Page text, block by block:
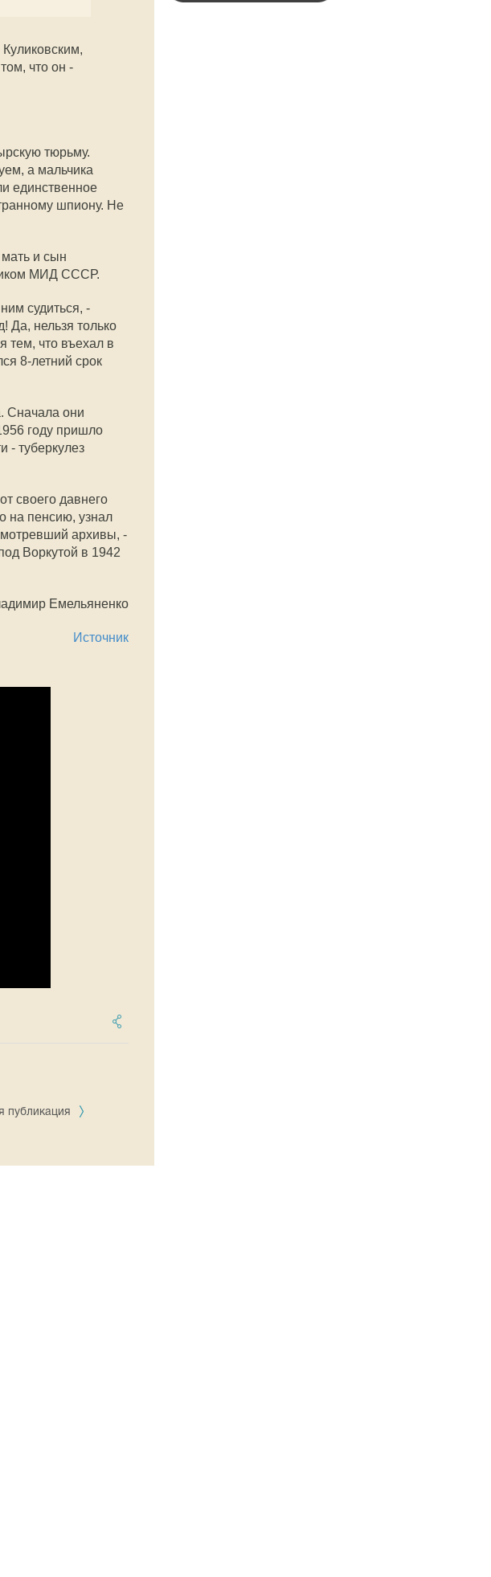
что он -
тюрьму.
а мальчика
единственное
шпиону. Не
и сын
МИД СССР.
судиться, -
Да, нельзя только
тем, что въехал в
8-летний срок
Сначала они
году пришло
- туберкулез
своего давнего
на пенсию, узнал
архивы, -
Воркутой в 1942
Емельяненко
Источник
публикация